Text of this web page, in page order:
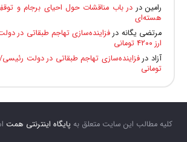
رامیندر در باب مناقشات حول احیای برجام و
هسته‌ای
مرتضی یگانه درفزاینده‌سازی تهاجم طبقاتی در
ارز ۴۲۰۰ تومانی
آزاددر
تومانی
کلیه مطالب این سایت متعلق به پایگاه اینترنتی همت